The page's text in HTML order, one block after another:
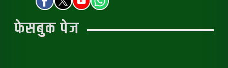
फेसबुक पेज